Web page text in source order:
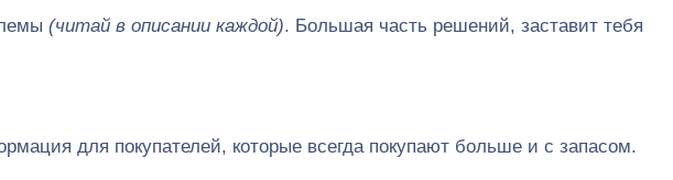
(читай в описании каждой). Большая часть решений, заставит тебя
для покупателей, которые всегда покупают больше и с запасом.